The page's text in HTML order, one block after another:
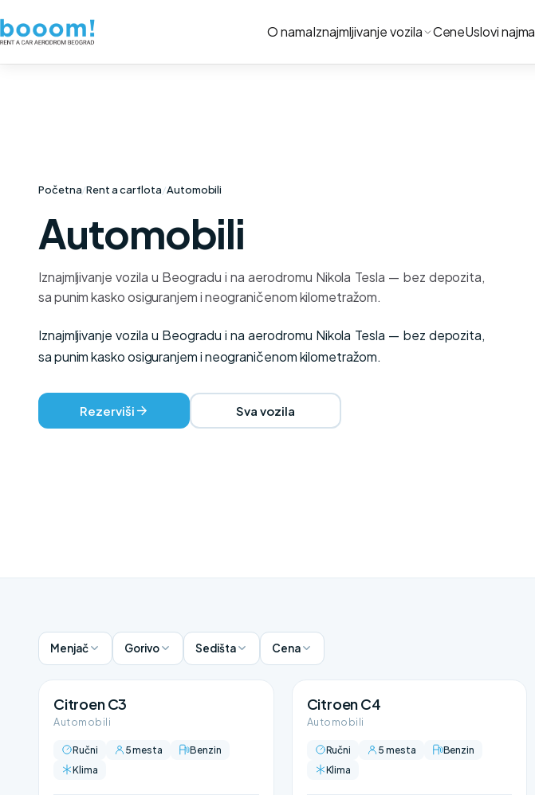
O namaIznajmljivanje vozila CeneUslovi najma
Početna/Rent a car flota/Automobili
Automobili
Iznajmljivanje vozila u Beogradu i na aerodromu Nikola Tesla — bez depozita,
sa punim kasko osiguranjem i neograničenom kilometražom.
Iznajmljivanje vozila u Beogradu i na aerodromu Nikola Tesla — bez depozita,
sa punim kasko osiguranjem i neograničenom kilometražom.
Rezerviši Sva vozila
Menjač Gorivo Sedišta Cena
Citroen C3
Automobili
Ručni 5 mesta
Benzin
Klima
Citroen C4
Automobili
Ručni 5 mesta
Benzin
Klima